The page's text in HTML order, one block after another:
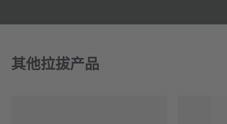
其他拉拔产品